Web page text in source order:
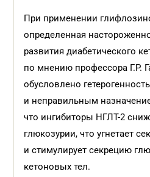
При применении
определенная
развития диабетического
по мнению профессора Г.Р.
обусловлено
и неправильным
что ингибиторы НГЛТ-2
глюкозурии, что угнетает
и стимулирует секрецию
кетоновых тел.